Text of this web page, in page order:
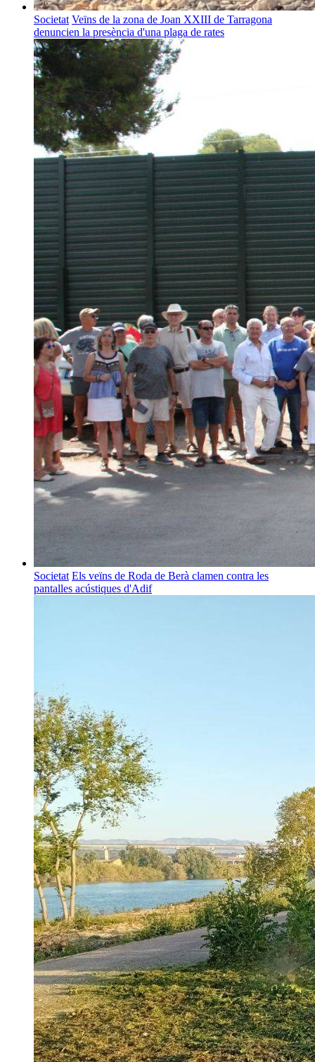
Societat Veïns de la zona de Joan XXIII de Tarragona
denuncien la presència d'una plaga de rates
Societat Els veïns de Roda de Berà clamen contra les
pantalles acústiques d'Adif